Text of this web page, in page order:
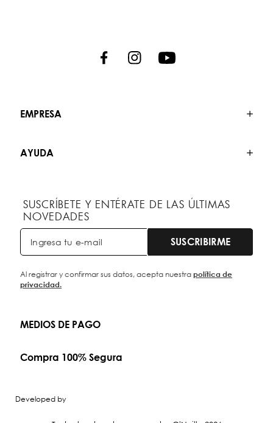
EMPRESA
AYUDA
SUSCRÍBETE Y ENTÉRATE DE LAS ÚLTIMAS
NOVEDADES
SUSCRIBIRME
Al registrar y confirmar sus datos, acepta nuestrapolítica de
privacidad.
MEDIOS DE PAGO
Compra 100% Segura
Developed by